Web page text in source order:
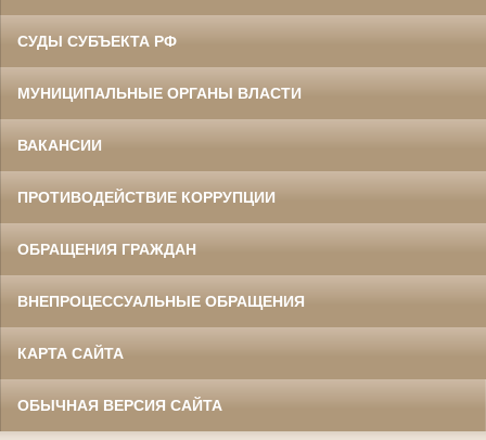
СУДЫ СУБЪЕКТА РФ
МУНИЦИПАЛЬНЫЕ ОРГАНЫ ВЛАСТИ
ВАКАНСИИ
ПРОТИВОДЕЙСТВИЕ КОРРУПЦИИ
ОБРАЩЕНИЯ ГРАЖДАН
ВНЕПРОЦЕССУАЛЬНЫЕ ОБРАЩЕНИЯ
КАРТА САЙТА
ОБЫЧНАЯ ВЕРСИЯ САЙТА